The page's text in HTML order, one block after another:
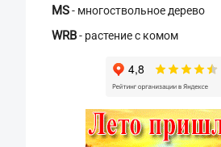
MS- многоствольное дерево
WRB- растение с комом